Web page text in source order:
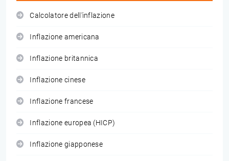
Calcolatore dell'inflazione
Inflazione americana
Inflazione britannica
Inflazione cinese
Inflazione francese
Inflazione europea (HICP)
Inflazione giapponese